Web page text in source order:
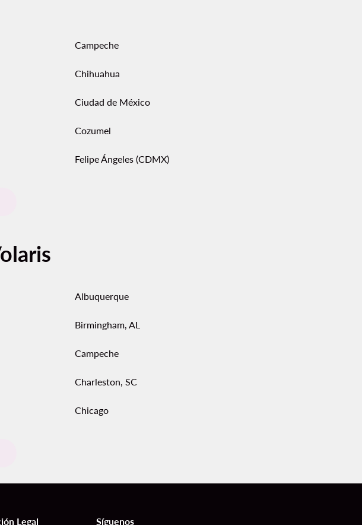
Campeche
Chihuahua
Ciudad de México
Cozumel
Felipe Ángeles (CDMX)
Albuquerque
Birmingham, AL
Campeche
Charleston, SC
Chicago
Legal Síguenos